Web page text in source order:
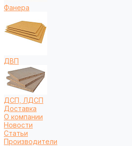
Фанера
ДВП
ДСП, ЛДСП
Доставка
О компании
Новости
Статьи
Производители